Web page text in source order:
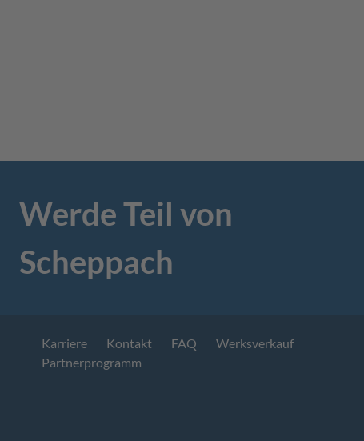
Werde Teil von
Scheppach
Karriere Kontakt FAQ
Werksverkauf
Partnerprogramm